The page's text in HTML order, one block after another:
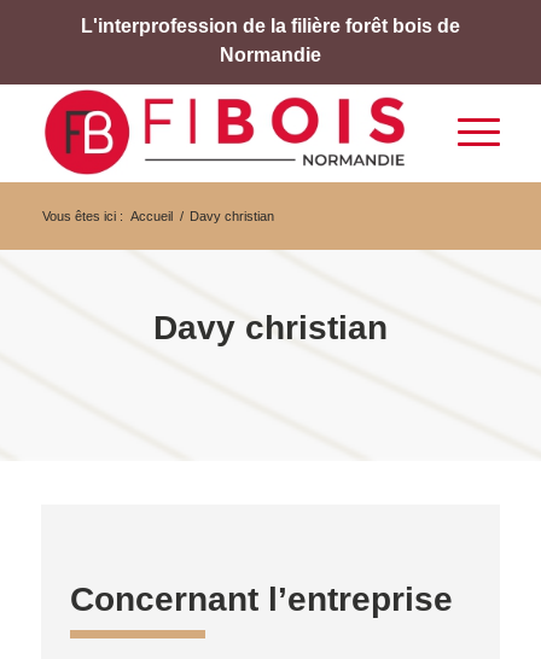
L'interprofession de la filière forêt bois de
Normandie
Vous êtes ici : Accueil / Davy christian
Davy christian
Concernant l’entreprise